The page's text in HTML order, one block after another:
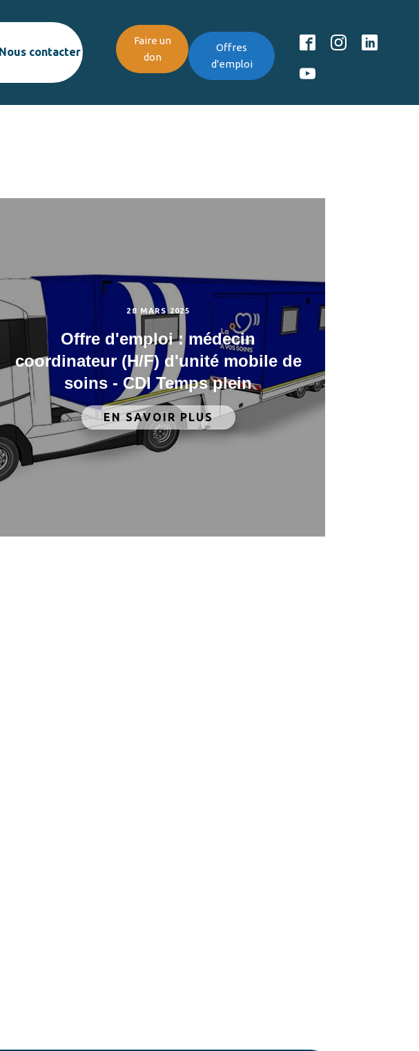
Nous contacter
Faire un
don
Offres
d'emploi
28 MARS 2025
Offre d'emploi : médecin
coordinateur (H/F) d'unité mobile de
soins - CDI Temps plein
EN SAVOIR PLUS